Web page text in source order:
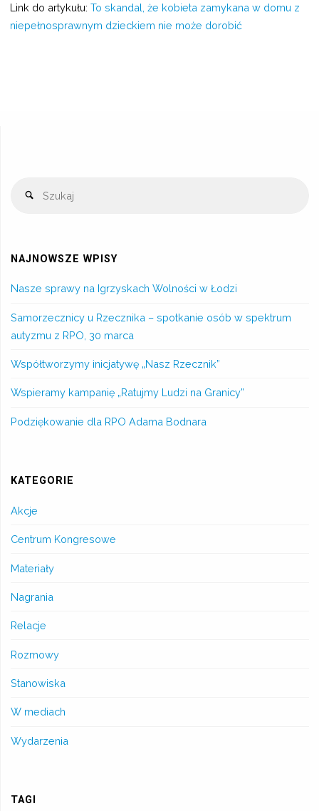
Link do artykułu:To skandal, że kobieta zamykana w domu z
niepełnosprawnym dzieckiem nie może dorobić
NAJNOWSZE WPISY
Nasze sprawy na Igrzyskach Wolności w Łodzi
Samorzecznicy u Rzecznika – spotkanie osób w spektrum
autyzmu z RPO, 30 marca
Współtworzymy inicjatywę „Nasz Rzecznik”
Wspieramy kampanię „Ratujmy Ludzi na Granicy”
Podziękowanie dla RPO Adama Bodnara
KATEGORIE
Akcje
Centrum Kongresowe
Materiały
Nagrania
Relacje
Rozmowy
Stanowiska
W mediach
Wydarzenia
TAGI